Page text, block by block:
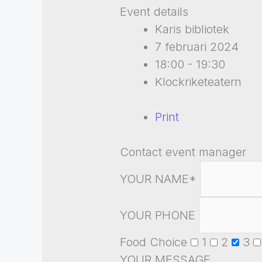
Event details
Karis bibliotek
7 februari 2024
18:00 - 19:30
Klockriketeatern
Print
Contact event manager
YOUR NAME*
YOUR PHONE
Food Choice
1 2 3